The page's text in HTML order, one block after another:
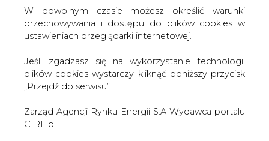
W dowolnym czasie możesz określić warunki
przechowywania i dostępu do plików cookies w
ustawieniach przeglądarki internetowej.
Jeśli zgadzasz się na wykorzystanie technologii
plików cookies wystarczy kliknąć poniższy przycisk
„Przejdź do serwisu”.
Zarząd Agencji Rynku Energii S.A Wydawca portalu
CIRE.pl
Kowalewski, prezes zarządu Pratermu.
Zamknięcie kontraktów i sprzedaż uprawnień w I kwartale
br. przełożyła się także na wzrost wszystkich wskaźników.
EBITDA (zysk operacyjny powiększony o amortyzację)
podwyższył się z 20,5 mln zł w roku poprzednim do 39,6
mln zł (wzrost o 93%), a zysk operacyjny wyniósł 34,2 mln
zł (wobec 15,4 mln zł). Zysk netto po pierwszym kwartale
wynosi 24,1 mln zł i jest wyższy niż osiągnięty rok
wcześniej o 167%. – Z tej kwoty 18 mln zł pochodzi z
operacji związanych z uprawnieniami, pozostała część